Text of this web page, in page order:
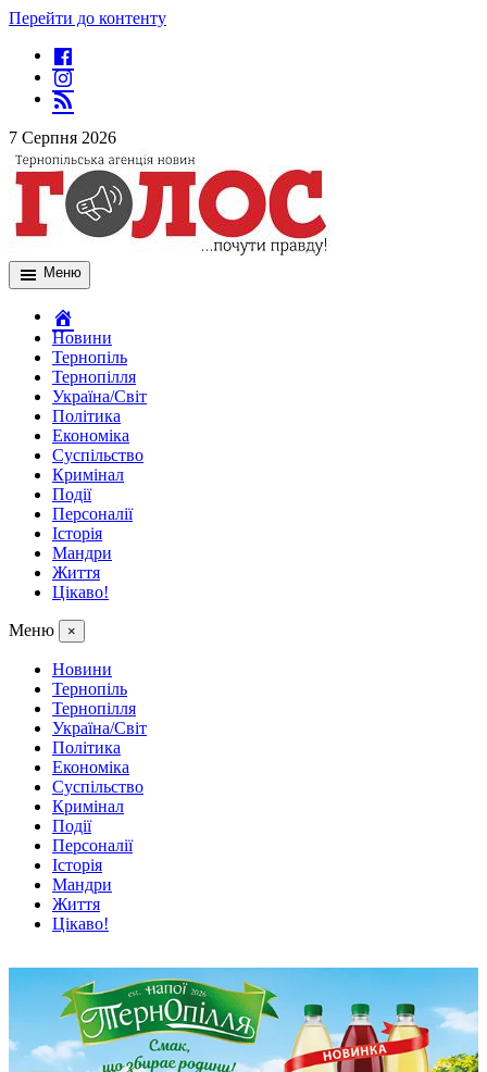
Перейти до контенту
7 Серпня 2026
Меню
Новини
Тернопіль
Тернопілля
Україна/Світ
Політика
Економіка
Суспільство
Кримінал
Події
Персоналії
Історія
Мандри
Життя
Цікаво!
Меню ×
Новини
Тернопіль
Тернопілля
Україна/Світ
Політика
Економіка
Суспільство
Кримінал
Події
Персоналії
Історія
Мандри
Життя
Цікаво!